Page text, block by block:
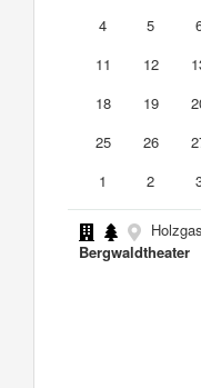
4
5
11
12
18
19
25
26
1
2
Bergwaldtheater